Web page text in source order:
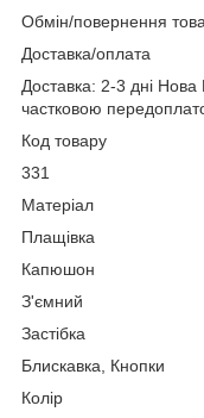
Обмін/повернення
Доставка/оплата
Доставка: 2-3 дні
частковою
Код товару
331
Матеріал
Плащівка
Капюшон
З'ємний
Застібка
Блискавка, Кнопки
Колір